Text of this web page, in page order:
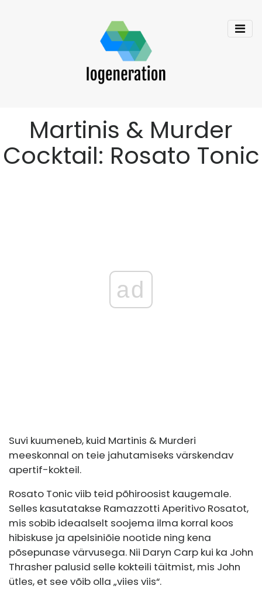
Martinis & Murder
Cocktail: Rosato Tonic
ad
Suvi kuumeneb, kuid Martinis & Murderi
meeskonnal on teie jahutamiseks värskendav
apertif-kokteil.
Rosato Tonic viib teid põhiroosist kaugemale.
Selles kasutatakse Ramazzotti Aperitivo Rosatot,
mis sobib ideaalselt soojema ilma korral koos
hibiskuse ja apelsiniõie nootide ning kena
põsepunase värvusega. Nii Daryn Carp kui ka John
Thrasher palusid selle kokteili täitmist, mis John
ütles, et see võib olla „viies viis“.